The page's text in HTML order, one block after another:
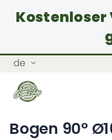
Kostenloser
Zum
springen
Sprache
de
Bogen 90°